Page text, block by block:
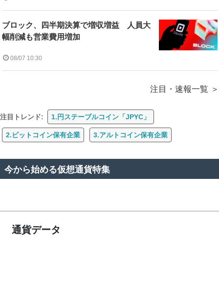
ブロック、四半期決算で増収増益 人員大
幅削減も営業費用増加
08/07 10:30
注目・速報一覧
注目トレンド: 1.円ステーブルコイン「JPYC」
2.ビットコイン保有企業 3.アルトコイン保有企業
今から始める仮想通貨特集
通貨データ